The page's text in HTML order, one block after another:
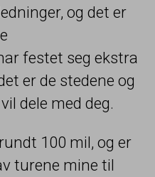
og det er
festet seg ekstra
er de stedene og
dele med deg.
100 mil, og er
turene mine til